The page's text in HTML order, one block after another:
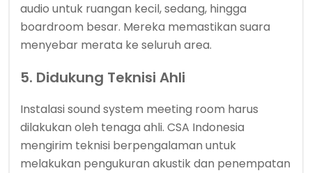
audio untuk ruangan kecil, sedang, hingga
boardroom besar. Mereka memastikan suara
menyebar merata ke seluruh area.
5. Didukung Teknisi Ahli
Instalasi sound system meeting room harus
dilakukan oleh tenaga ahli. CSA Indonesia
mengirim teknisi berpengalaman untuk
melakukan pengukuran akustik dan penempatan